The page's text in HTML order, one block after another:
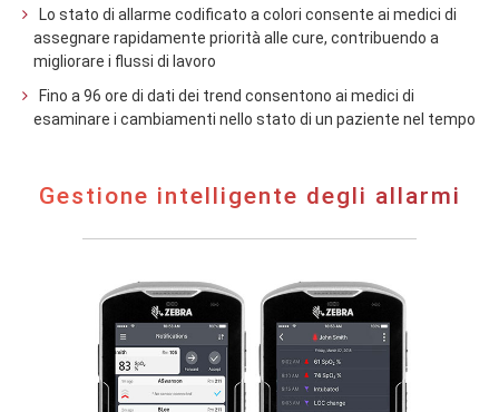
Lo stato di allarme codificato a colori consente ai medici di
assegnare rapidamente priorità alle cure, contribuendo a
migliorare i flussi di lavoro
Fino a 96 ore di dati dei trend consentono ai medici di
esaminare i cambiamenti nello stato di un paziente nel tempo
Gestione
Gestione intelligente degli allarmi